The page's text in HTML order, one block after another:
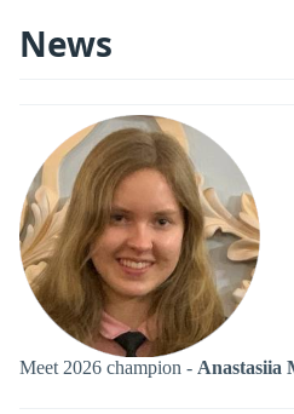
News
Meet 2026 champion - Anastasiia